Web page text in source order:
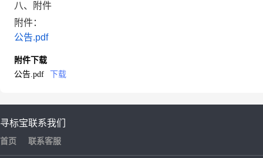
八、附件
附件：
公告.pdf
附件下载
公告.pdf
下载
寻标宝
首页
联系我们
联系客服